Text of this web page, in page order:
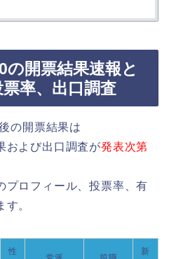
の開票結果速報と
率、出口調査
の開票結果は
および出口調査が発表次第
プロフィール、投票率、有
。
性 新